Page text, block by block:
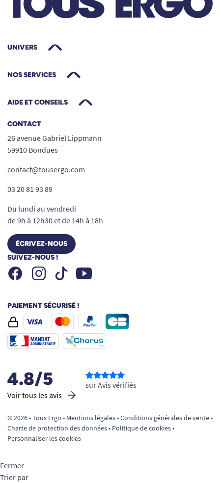
UNIVERS
NOS SERVICES
AIDE ET CONSEILS
CONTACT
26 avenue Gabriel Lippmann
59910 Bondues
contact@tousergo.com
03 20 81 93 89
Du lundi au vendredi
de 9h à 12h30 et de 14h à 18h
ÉCRIVEZ-NOUS
SUIVEZ-NOUS !
FacebookInstagramTiktok Youtube
PAIEMENT SÉCURISÉ !
4.8/5
Voir tous les avis
sur Avis vérifiés
© 2026 - Tous Ergo • Mentions légales•Conditions générales de vente•
Charte de protection des données• Politique de cookies•
Personnaliser les cookies
Fermer
Trier par